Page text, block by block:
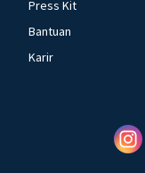
Press Kit
Bantuan
Karir